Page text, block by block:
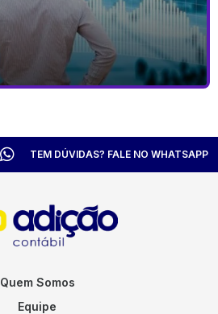
TEM DÚVIDAS? FALE NO WHATSAPP
Quem Somos
Equipe